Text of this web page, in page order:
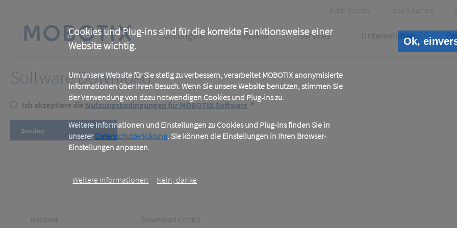
Cookies und Plug-ins sind für die korrekte Funktionsweise einer
Website wichtig.
Um unsere Website für Sie stetig zu verbessern, verarbeitet MOBOTIX anonymisierte
Informationen über Ihren Besuch. Wenn Sie unsere Website benutzen, stimmen Sie
der Verwendung von dazu notwendigen Cookies und Plug-ins zu.
Weitere Informationen und Einstellungen zu Cookies und Plug-ins finden Sie in
unsererDatenschutzerklärung. Sie können die Einstellungen in Ihren Browser-
Einstellungen anpassen.
Weitere Informationen Nein, danke
Ok,
content
Header
Meta
Cyber Security Jobs & Karriere
Main
Lösungen Produkte Services Unternehmen
Software Download
Ich akzeptiere die Nutzungsbedingungen für MOBOTIX Software *
Footer
Kontakt Footer
Download Center